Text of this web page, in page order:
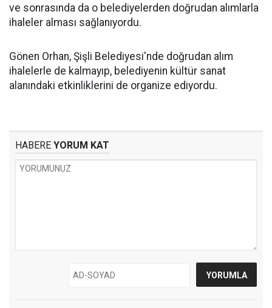
ve sonrasında da o belediyelerden doğrudan alımlarla
ihaleler alması sağlanıyordu.
Gönen Orhan, Şişli Belediyesi'nde doğrudan alım
ihalelerle de kalmayıp, belediyenin kültür sanat
alanındaki etkinliklerini de organize ediyordu.
HABERE YORUM KAT